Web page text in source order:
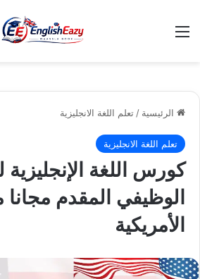
القائمة
الرئيسية / تعلم اللغة الانجليزية
تعلم اللغة الانجليزية
كورس اللغة الإنجليزية
الوظيفي المقدم
الأمريكية